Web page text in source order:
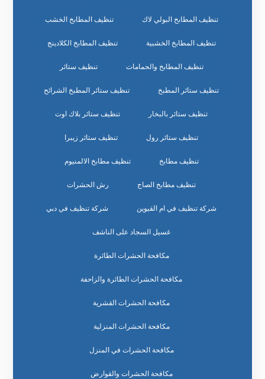
تنظيف المطابخ البولي لاك تنظيف المطابخ الخشب
تنظيف المطابخ الخشبية تنظيف المطابخ الكلادينج
تنظيف المطابخ والحمامات تنظيف ستائر
تنظيف ستائر المطبخ تنظيف ستائر المطبخ الشرائح
تنظيف ستائر بالبخار تنظيف ستائر بلاك اوت
تنظيف ستائر رول تنظيف ستائر زيبرا
تنظيف مطابخ تنظيف مطابخ الالمنيوم
تنظيف مطابخ الصاج رش الحشرات
شركة تنظيف في ام القيوين شركة تنظيف في دبي
غسيل السجاد على الناشف
مكافحة الحشرات الطائرة
مكافحة الحشرات الطائرة والزاحفة
مكافحة الحشرات القشرية
مكافحة الحشرات المنزلية
مكافحة الحشرات في المنزل
مكافحة الحشرات والقوارض